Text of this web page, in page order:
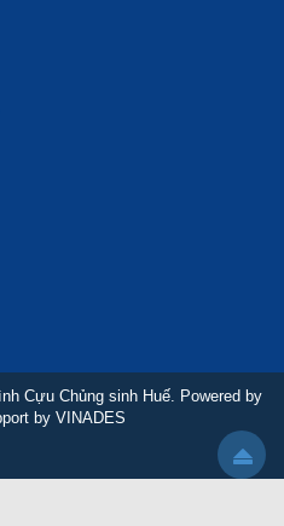
Cựu Chủng sinh Huế. Powered by
by VINADES